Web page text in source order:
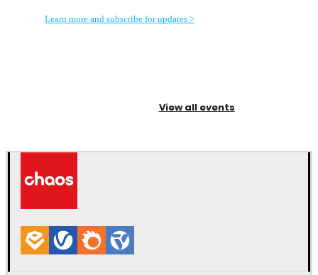
Learn more and subscribe for updates >
View all events